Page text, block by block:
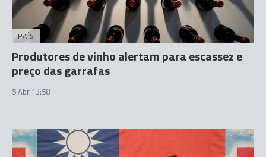
PAÍS
Produtores de vinho alertam para escassez e
preço das garrafas
5 Abr 13:58